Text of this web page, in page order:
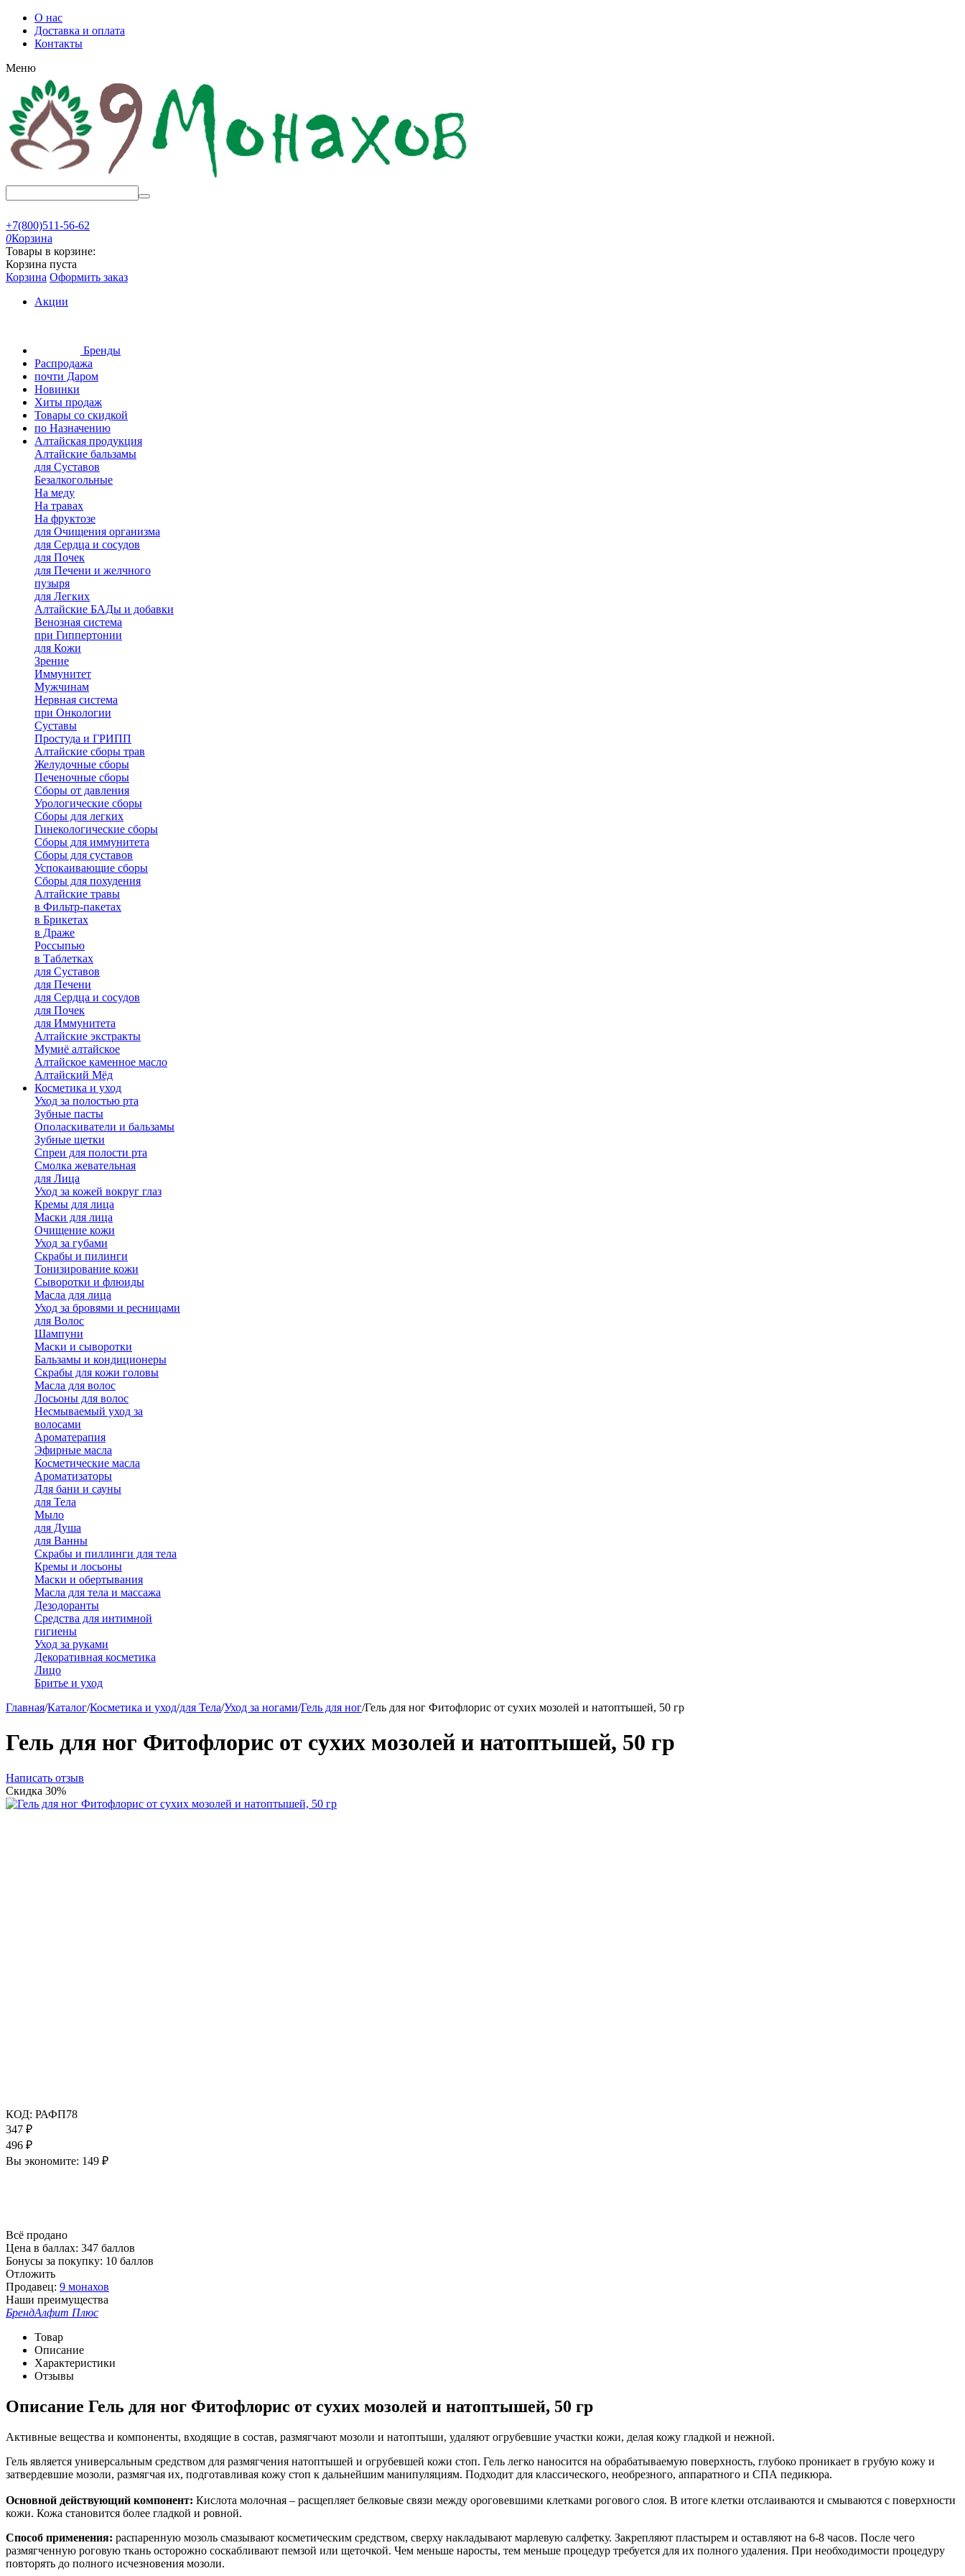
О нас
Доставка и оплата
Контакты
Меню
+7(800)511-56-62
0Корзина
Товары в корзине:
Корзина пуста
Корзина Оформить заказ
Акции
Бренды
Распродажа
почти Даром
Новинки
Хиты продаж
Товары со скидкой
по Назначению
Алтайская продукция
Алтайские бальзамы
для Суставов
Безалкогольные
На меду
На травах
На фруктозе
для Очищения организма
для Сердца и сосудов
для Почек
для Печени и желчного
пузыря
для Легких
Алтайские БАДы и добавки
Венозная система
при Гиппертонии
для Кожи
Зрение
Иммунитет
Мужчинам
Нервная система
при Онкологии
Суставы
Простуда и ГРИПП
Алтайские сборы трав
Желудочные сборы
Печеночные сборы
Сборы от давления
Урологические сборы
Сборы для легких
Гинекологические сборы
Сборы для иммунитета
Сборы для суставов
Успокаивающие сборы
Сборы для похудения
Алтайские травы
в Фильтр-пакетах
в Брикетах
в Драже
Россыпью
в Таблетках
для Cуставов
для Печени
для Сердца и сосудов
для Почек
для Иммунитета
Алтайские экстракты
Мумиё алтайское
Алтайское каменное масло
Алтайский Мёд
Косметика и уход
Уход за полостью рта
Зубные пасты
Ополаскиватели и бальзамы
Зубные щетки
Спреи для полости рта
Смолка жевательная
для Лица
Уход за кожей вокруг глаз
Кремы для лица
Маски для лица
Очищение кожи
Уход за губами
Скрабы и пилинги
Тонизирование кожи
Сыворотки и флюиды
Масла для лица
Уход за бровями и ресницами
для Волос
Шампуни
Маски и сыворотки
Бальзамы и кондиционеры
Скрабы для кожи головы
Масла для волос
Лосьоны для волос
Несмываемый уход за
волосами
Ароматерапия
Эфирные масла
Косметические масла
Ароматизаторы
Для бани и сауны
для Тела
Мыло
для Душа
для Ванны
Скрабы и пиллинги для тела
Кремы и лосьоны
Маски и обертывания
Масла для тела и массажа
Дезодоранты
Средства для интимной
гигиены
Уход за руками
Декоративная косметика
Лицо
Бритье и уход
Главная/Каталог/Косметика и уход/для Тела/Уход за ногами/Гель для ног/Гель для ног Фитофлорис от сухих мозолей и натоптышей, 50 гр
Гель для ног Фитофлорис от сухих мозолей и натоптышей, 50 гр
Написать отзыв
Скидка 30%
КОД: РАФП78
347 ₽
496 ₽
Вы экономите: 149 ₽
Всё продано
Цена в баллах: 347 баллов
Бонусы за покупку: 10 баллов
Отложить
Продавец: 9 монахов
Наши преимущества
БрендАлфит Плюс
Товар
Описание
Характеристики
Отзывы
Описание Гель для ног Фитофлорис от сухих мозолей и натоптышей, 50 гр
Активные вещества и компоненты, входящие в состав, размягчают мозоли и натоптыши, удаляют огрубевшие участки кожи, делая кожу гладкой и нежной.
Гель является универсальным средством для размягчения натоптышей и огрубевшей кожи стоп. Гель легко наносится на обрабатываемую поверхность, глубоко проникает в грубую кожу и
затвердевшие мозоли, размягчая их, подготавливая кожу стоп к дальнейшим манипуляциям. Подходит для классического, необрезного, аппаратного и СПА педикюра.
Основной действующий компонент: Кислота молочная – расщепляет белковые связи между ороговевшими клетками рогового слоя. В итоге клетки отслаиваются и смываются с поверхности
кожи. Кожа становится более гладкой и ровной.
Способ применения: распаренную мозоль смазывают косметическим средством, сверху накладывают марлевую салфетку. Закрепляют пластырем и оставляют на 6-8 часов. После чего
размягченную роговую ткань осторожно соскабливают пемзой или щеточкой. Чем меньше наросты, тем меньше процедур требуется для их полного удаления. При необходимости процедуру
повторять до полного исчезновения мозоли.